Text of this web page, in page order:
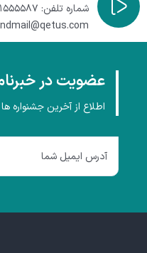
شماره تلفن: ۰۲۱۵۵۵۵۸۷
عضویت در
اطلاع از آخرین